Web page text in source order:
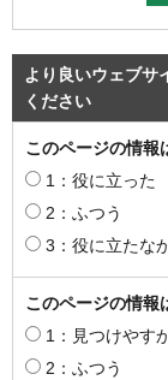
より良いウェブサ
ください
このページの情報
1：役に立った
2：ふつう
3：役に立たな
このページの情報
1：見つけやす
2：ふつう